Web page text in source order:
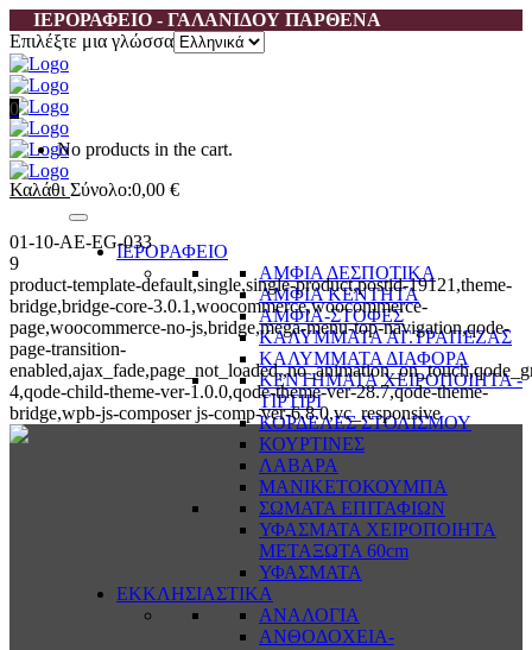
ΙΕΡΟΡΑΦΕΙΟ - ΓΑΛΑΝΙΔΟΥ ΠΑΡΘΕΝΑ
Επιλέξτε μια γλώσσα
0
No products in the cart.
Καλάθι Σύνολο:0,00 €
ΙΕΡΟΡΑΦΕΙΟ
ΑΜΦΙΑ ΔΕΣΠΟΤΙΚΑ
ΑΜΦΙΑ ΚΕΝΤΗΤΑ
ΑΜΦΙΑ-ΣΤΟΦΕΣ
ΚΑΛΥΜΜΑΤΑ ΑΓ.ΤΡΑΠΕΖΑΣ
ΚΑΛΥΜΜΑΤΑ ΔΙΑΦΟΡΑ
ΚΕΝΤΗΜΑΤΑ ΧΕΙΡΟΠΟΙΗΤΑ -
ΤΙΡΤΙΡΙ
ΚΟΡΔΕΛΕΣ ΣΤΟΛΙΣΜΟΥ
ΚΟΥΡΤΙΝΕΣ
ΛΑΒΑΡΑ
ΜΑΝΙΚΕΤΟΚΟΥΜΠΑ
ΣΩΜΑΤΑ ΕΠΙΤΑΦΙΩΝ
ΥΦΑΣΜΑΤΑ ΧΕΙΡΟΠΟΙΗΤΑ
ΜΕΤΑΞΩΤΑ 60cm
ΥΦΑΣΜΑΤΑ
ΕΚΚΛΗΣΙΑΣΤΙΚΑ
ΑΝΑΛΟΓΙΑ
ΑΝΘΟΔΟΧΕΙΑ-
01-10-AE-EG-033
9
product-template-default,single,single-product,postid-19121,theme-
bridge,bridge-core-3.0.1,woocommerce,woocommerce-
page,woocommerce-no-js,bridge,mega-menu-top-navigation,qode-
page-transition-
4,qode-child-theme-ver-1.0.0,qode-theme-ver-28.7,qode-theme-
bridge,wpb-js-composer js-comp-ver-6.8.0,vc_responsive